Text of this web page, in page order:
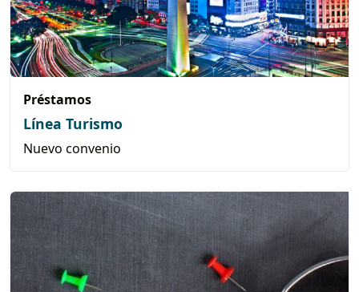
Préstamos
Línea Turismo
Nuevo convenio